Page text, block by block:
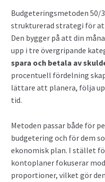
Budgeteringsmetoden 50/
strukturerad strategi för
Den bygger på att din
upp i tre övergripande
spara och betala av
procentuell fördelning
lättare att planera, följa
tid.
Metoden passar både för
budgetering och för dem
ekonomisk plan. I stället
kontoplaner fokuserar
proportioner, vilket gör